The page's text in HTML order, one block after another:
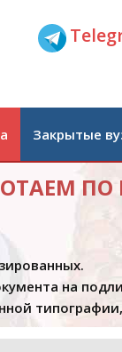
Закрытые
ПО
на